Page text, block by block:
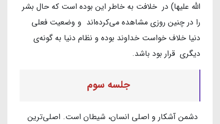
الله علیها) در خلافت به خاطر این بوده است که حال بشر
را در چنین روزی مشاهده می‌کرده‌اند و وضعیت فعلی
دنیا خلاف خواست خداوند بوده و نظام دنیا به گونه‌ی
دیگری قرار بود باشد.
جلسه سوم
دشمن آشکار و اصلی انسان، شیطان است. اصلی‌ترین